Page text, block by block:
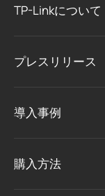
TP-Linkについて
プレスリリース
導入事例
購入方法